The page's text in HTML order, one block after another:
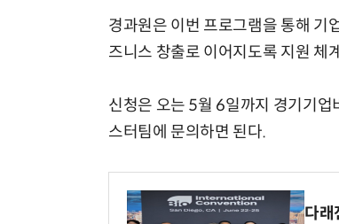
경과원은 이번 프로그램을 통해 기
즈니스 창출로 이어지도록 지원 체
신청은 오는 5월 6일까지 경기기업
스터팀에 문의하면 된다.
다래